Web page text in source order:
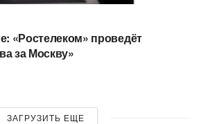
«Ростелеком» проведёт
за Москву»
ЗАГРУЗИТЬ ЕЩЕ